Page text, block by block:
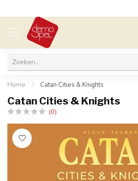
MENU
Home / Catan Cities & Knights
Catan Cities & Knights
(0)